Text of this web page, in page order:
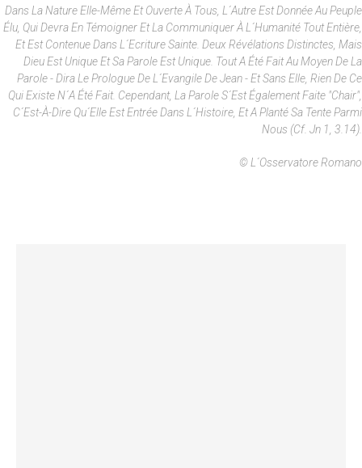
Dans La Nature Elle-Même Et Ouverte À Tous, L´autre Est Donnée Au Peuple
Élu, Qui Devra En Témoigner Et La Communiquer À L´humanité Tout Entière,
Et Est Contenue Dans L´Ecriture Sainte. Deux Révélations Distinctes, Mais
Dieu Est Unique Et Sa Parole Est Unique. Tout A Été Fait Au Moyen De La
Parole - Dira Le Prologue De L´Evangile De Jean - Et Sans Elle, Rien De Ce
Qui Existe N´a Été Fait. Cependant, La Parole S´est Également Faite "chair",
C´est-À-Dire Qu´elle Est Entrée Dans L´histoire, Et A Planté Sa Tente Parmi
Nous (cf. Jn 1, 3.14).
© L´Osservatore Romano